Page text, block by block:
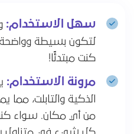
سهل الاستخدام:
لتكون بسيطة
كنت مبتدئًا!
مرونة الاستخدام:
الذكية والتابلت، مما
من أي مكان. سواء كنت